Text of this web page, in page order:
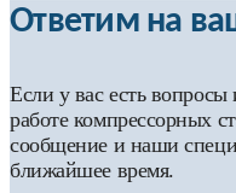
Ответим на
Если у вас есть вопросы
работе компрессорных
сообщение и наши
ближайшее время.